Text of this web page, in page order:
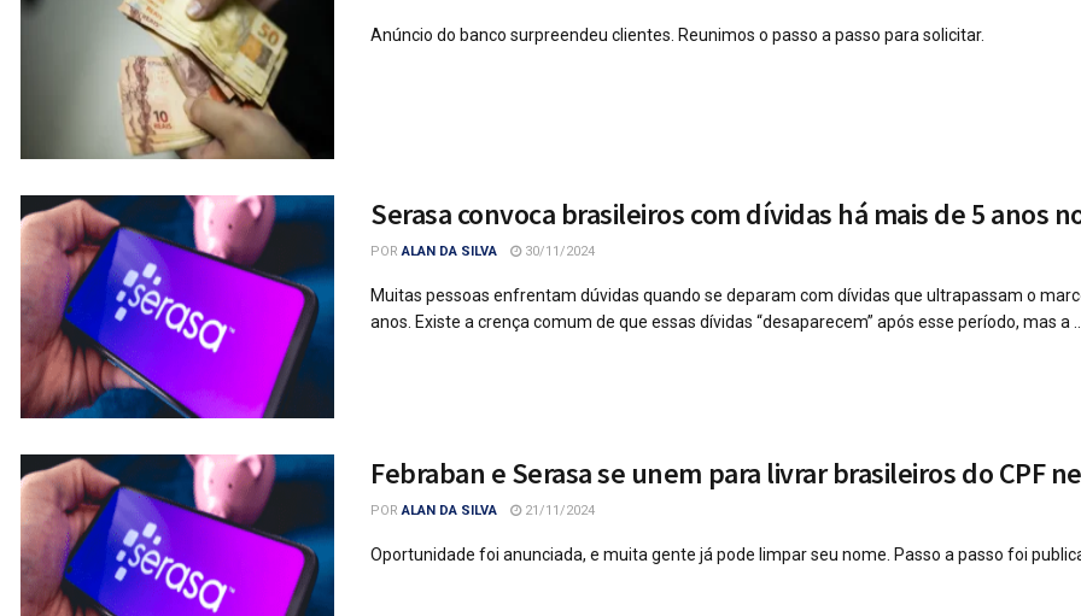
Anúncio do banco surpreendeu clientes. Reunimos o passo a passo para solicitar.
Serasa convoca brasileiros com dívidas há mais de 5 anos
POR ALAN DA SILVA 30/11/2024
Muitas pessoas enfrentam dúvidas quando se deparam com dívidas que ultrapassam o
anos. Existe a crença comum de que essas dívidas “desaparecem” após esse período, mas a
Febraban e Serasa se unem para livrar brasileiros do CPF
POR ALAN DA SILVA 21/11/2024
Oportunidade foi anunciada, e muita gente já pode limpar seu nome. Passo a passo foi